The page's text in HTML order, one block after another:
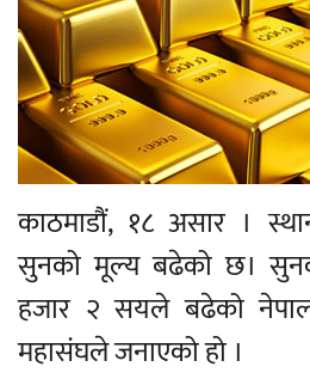
काठमाडौं, १८ असार ।
सुनको मूल्य बढेको छ।
हजार २ सयले बढेको
महासंघले जनाएको हो ।